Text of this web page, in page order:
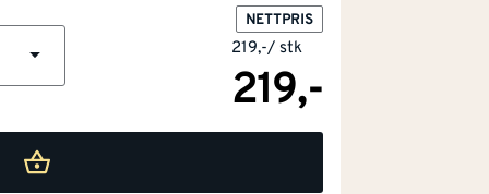
NETTPRIS
219,-/ stk
219,-
og jern